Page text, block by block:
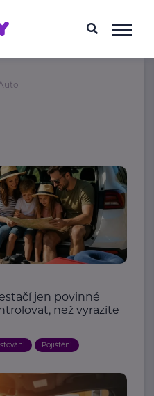
jen povinné
než vyrazíte
Pojištění